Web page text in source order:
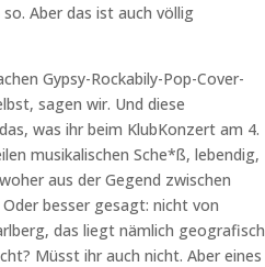
Aber das ist auch völlig
Gypsy-Rockabily-Pop-Cover-
sagen wir. Und diese
was ihr beim KlubKonzert am 4.
musikalischen Sche*ß, lebendig,
aus der Gegend zwischen
besser gesagt: nicht von
das liegt nämlich geografisch
Müsst ihr auch nicht. Aber eines